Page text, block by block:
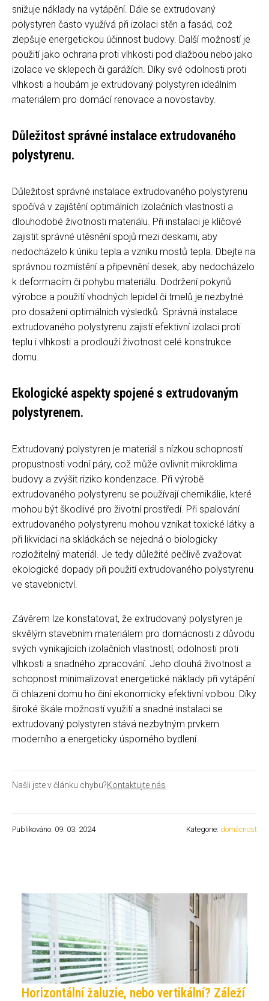
snižuje náklady na vytápění. Dále se extrudovaný
polystyren často využívá při izolaci stěn a fasád, což
zlepšuje energetickou účinnost budovy. Další možností je
použití jako ochrana proti vlhkosti pod dlažbou nebo jako
izolace ve sklepech či garážích. Díky své odolnosti proti
vlhkosti a houbám je extrudovaný polystyren ideálním
materiálem pro domácí renovace a novostavby.
Důležitost správné instalace extrudovaného
polystyrenu.
Důležitost správné instalace extrudovaného polystyrenu
spočívá v zajištění optimálních izolačních vlastností a
dlouhodobé životnosti materiálu. Při instalaci je klíčové
zajistit správné utěsnění spojů mezi deskami, aby
nedocházelo k úniku tepla a vzniku mostů tepla. Dbejte na
správnou rozmístění a připevnění desek, aby nedocházelo
k deformacím či pohybu materiálu. Dodržení pokynů
výrobce a použití vhodných lepidel či tmelů je nezbytné
pro dosažení optimálních výsledků. Správná instalace
extrudovaného polystyrenu zajistí efektivní izolaci proti
teplu i vlhkosti a prodlouží životnost celé konstrukce
domu.
Ekologické aspekty spojené s extrudovaným
polystyrenem.
Extrudovaný polystyren je materiál s nízkou schopností
propustnosti vodní páry, což může ovlivnit mikroklima
budovy a zvýšit riziko kondenzace. Při výrobě
extrudovaného polystyrenu se používají chemikálie, které
mohou být škodlivé pro životní prostředí. Při spalování
extrudovaného polystyrenu mohou vznikat toxické látky a
při likvidaci na skládkách se nejedná o biologicky
rozložitelný materiál. Je tedy důležité pečlivě zvažovat
ekologické dopady při použití extrudovaného polystyrenu
ve stavebnictví.
Závěrem lze konstatovat, že extrudovaný polystyren je
skvělým stavebním materiálem pro domácnosti z důvodu
svých vynikajících izolačních vlastností, odolnosti proti
vlhkosti a snadného zpracování. Jeho dlouhá životnost a
schopnost minimalizovat energetické náklady při vytápění
či chlazení domu ho činí ekonomicky efektivní volbou. Díky
široké škále možností využití a snadné instalaci se
extrudovaný polystyren stává nezbytným prvkem
moderního a energeticky úsporného bydlení.
Našli jste v článku chybu?Kontaktujte nás
Publikováno: 09. 03. 2024 Kategorie: domácnost
Horizontální žaluzie, nebo vertikální? Záleží